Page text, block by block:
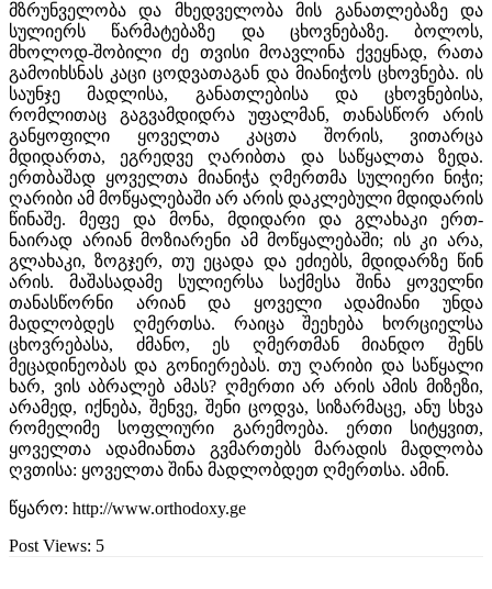
მზრუნველობა და მხედველობა მის განათლებაზე და
სულიერს წარმატებაზე და ცხოვნებაზე. ბოლოს,
მხოლოდ-შობილი ძე თვისი მოავლინა ქვეყნად, რათა
გამოიხსნას კაცი ცოდვათაგან და მიანიჭოს ცხოვნება. ის
საუნჯე მადლისა, განათლებისა და ცხოვნებისა,
რომლითაც გაგვამდიდრა უფალმან, თანასწორ არის
განყოფილი ყოველთა კაცთა შორის, ვითარცა
მდიდართა, ეგრედვე ღარიბთა და საწყალთა ზედა.
ერთბაშად ყოველთა მიანიჭა ღმერთმა სულიერი ნიჭი;
ღარიბი ამ მოწყალებაში არ არის დაკლებული მდიდარის
წინაშე. მეფე და მონა, მდიდარი და გლახაკი ერთ-
ნაირად არიან მოზიარენი ამ მოწყალებაში; ის კი არა,
გლახაკი, ზოგჯერ, თუ ეცადა და ეძიებს, მდიდარზე წინ
არის. მაშასადამე სულიერსა საქმესა შინა ყოველნი
თანასწორნი არიან და ყოველი ადამიანი უნდა
მადლობდეს ღმერთსა. რაიცა შეეხება ხორციელსა
ცხოვრებასა, ძმანო, ეს ღმერთმან მიანდო შენს
მეცადინეობას და გონიერებას. თუ ღარიბი და საწყალი
ხარ, ვის აბრალებ ამას? ღმერთი არ არის ამის მიზეზი,
არამედ, იქნება, შენვე, შენი ცოდვა, სიზარმაცე, ანუ სხვა
რომელიმე სოფლიური გარემოება. ერთი სიტყვით,
ყოველთა ადამიანთა გვმართებს მარადის მადლობა
ღვთისა: ყოველთა შინა მადლობდეთ ღმერთსა. ამინ.
წყარო: http://www.orthodoxy.ge
Post Views: 5